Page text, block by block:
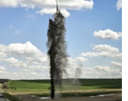
STANDARTLARIMIZ